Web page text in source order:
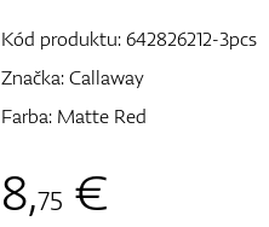
Kód produktu:642826212-3pcs
Značka:Callaway
Farba: Matte Red
8,75 €